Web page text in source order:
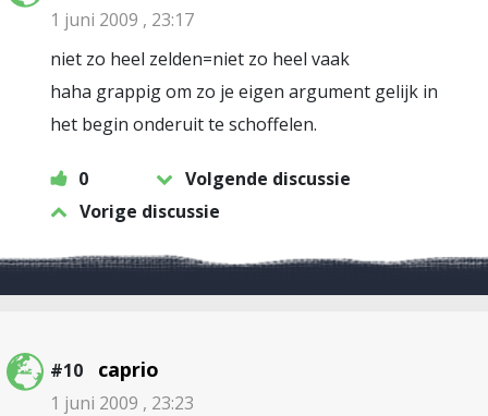
1 juni 2009 , 23:17
niet zo heel zelden=niet zo heel vaak
haha grappig om zo je eigen argument gelijk in
het begin onderuit te schoffelen.
0
Volgende discussie
Vorige discussie
#10 caprio
1 juni 2009 , 23:23